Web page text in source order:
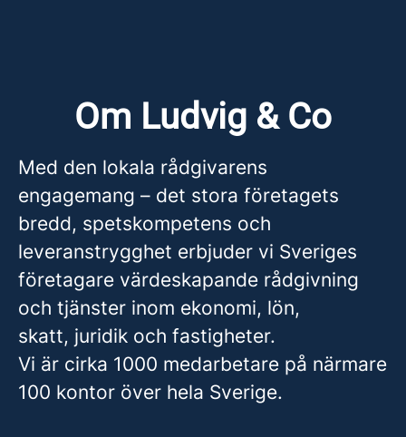
Om Ludvig & Co
Med den lokala rådgivarens
engagemang – det stora företagets
bredd, spetskompetens och
leveranstrygghet erbjuder vi Sveriges
företagare värdeskapande rådgivning
och tjänster inom ekonomi, lön,
skatt, juridik och fastigheter.
Vi är cirka 1000 medarbetare på närmare
100 kontor över hela Sverige.